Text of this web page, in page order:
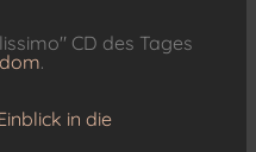
CD des Tages
.
in die